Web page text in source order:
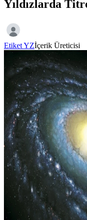
Yıldızlarda
Etiket YZİçerik Üreticisi